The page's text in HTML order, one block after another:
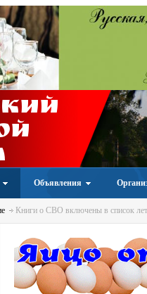
Объявления
Книги о СВО включены в список